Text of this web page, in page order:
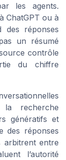
les agents.
ChatGPT ou à
des réponses
un résumé
contrôle
du chiffre
recherche
génératifs et
des réponses
arbitrent entre
l’autorité